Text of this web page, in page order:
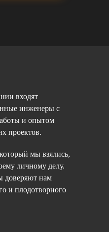
входят
инженеры с
и опытом
проектов.
мы взялись,
личному делу.
доверяют нам
и плодотворного